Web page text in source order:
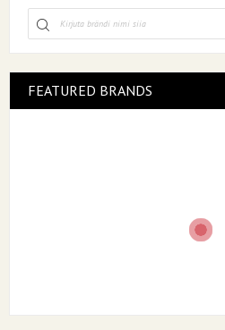
FEATURED BRANDS